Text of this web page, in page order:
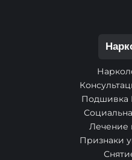
Подшивка
Лечение
Признаки